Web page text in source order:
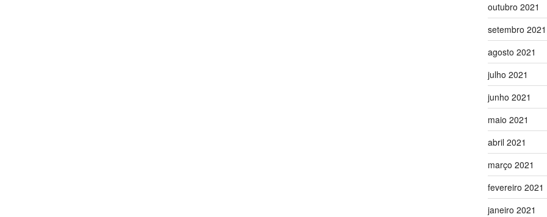
outubro 2021
setembro 2021
agosto 2021
julho 2021
junho 2021
maio 2021
abril 2021
março 2021
fevereiro 2021
janeiro 2021